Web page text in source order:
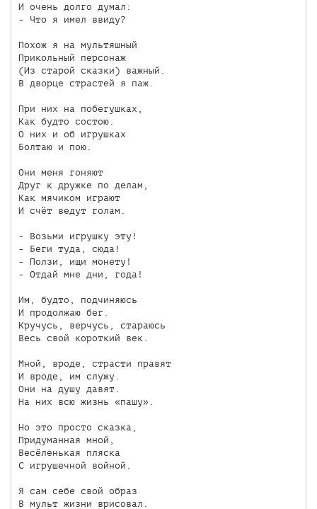
И очень долго думал:
- Что я имел ввиду?
Похож я на мультяшный
Прикольный персонаж
(Из старой сказки) важный.
В дворце страстей я паж.
При них на побегушках,
Как будто состою.
О них и об игрушках
Болтаю и пою.
Они меня гоняют
Друг к дружке по делам,
Как мячиком играют
И счёт ведут голам.
- Возьми игрушку эту!
- Беги туда, сюда!
- Ползи, ищи монету!
- Отдай мне дни, года!
Им, будто, подчиняюсь
И продолжаю бег.
Кручусь, верчусь, стараюсь
Весь свой короткий век.
Мной, вроде, страсти правят
И вроде, им служу.
Они на душу давят.
На них всю жизнь «пашу».
Но это просто сказка,
Придуманная мной,
Весёленькая пляска
С игрушечной войной.
Я сам себе свой образ
В мульт жизни врисовал.